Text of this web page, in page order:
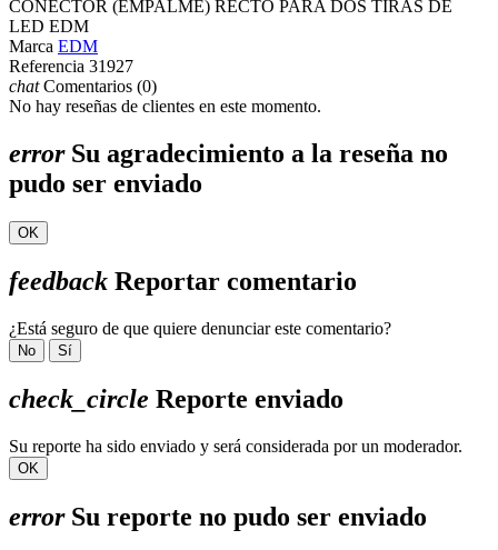
CONECTOR (EMPALME) RECTO PARA DOS TIRAS DE
LED EDM
Marca EDM
Referencia 31927
chatComentarios (0)
No hay reseñas de clientes en este momento.
errorSu agradecimiento a la reseña no
pudo ser enviado
OK
feedback Reportar comentario
¿Está seguro de que quiere denunciar este comentario?
No Sí
check_circle Reporte enviado
Su reporte ha sido enviado y será considerada por un moderador.
OK
errorSu reporte no pudo ser enviado